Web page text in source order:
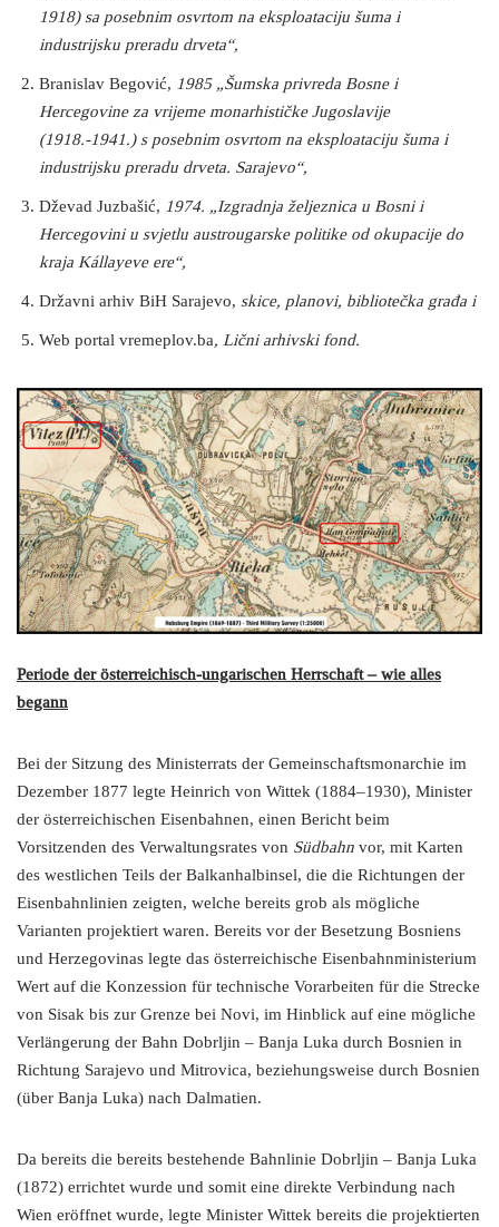
1918) sa posebnim osvrtom na eksploataciju šuma i
industrijsku preradu drveta“,
Branislav Begović, 1985 „Šumska privreda Bosne i
Hercegovine za vrijeme monarhističke Jugoslavije
(1918.-1941.) s posebnim osvrtom na eksploataciju šuma i
industrijsku preradu drveta. Sarajevo“,
Dževad Juzbašić, 1974. „Izgradnja željeznica u Bosni i
Hercegovini u svjetlu austrougarske politike od okupacije do
kraja Kállayeve ere“,
Državni arhiv BiH Sarajevo, skice, planovi, bibliotečka građa i
Web portal vremeplov.ba, Lični arhivski fond.
Periode der österreichisch-ungarischen Herrschaft – wie alles
begann
Bei der Sitzung des Ministerrats der Gemeinschaftsmonarchie im
Dezember 1877 legte Heinrich von Wittek (1884–1930), Minister
der österreichischen Eisenbahnen, einen Bericht beim
Vorsitzenden des Verwaltungsrates von Südbahn vor, mit Karten
des westlichen Teils der Balkanhalbinsel, die die Richtungen der
Eisenbahnlinien zeigten, welche bereits grob als mögliche
Varianten projektiert waren. Bereits vor der Besetzung Bosniens
und Herzegovinas legte das österreichische Eisenbahnministerium
Wert auf die Konzession für technische Vorarbeiten für die Strecke
von Sisak bis zur Grenze bei Novi, im Hinblick auf eine mögliche
Verlängerung der Bahn Dobrljin – Banja Luka durch Bosnien in
Richtung Sarajevo und Mitrovica, beziehungsweise durch Bosnien
(über Banja Luka) nach Dalmatien.
Da bereits die bereits bestehende Bahnlinie Dobrljin – Banja Luka
(1872) errichtet wurde und somit eine direkte Verbindung nach
Wien eröffnet wurde, legte Minister Wittek bereits die projektierten